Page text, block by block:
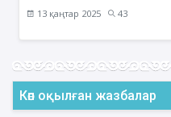
13 қаңтар 2025 43
Көп оқылған жазбалар